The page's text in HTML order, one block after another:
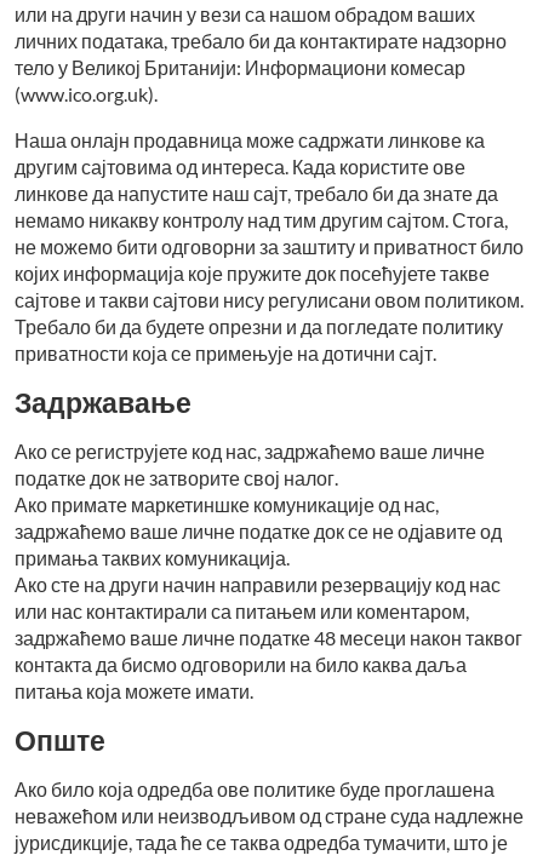
или на други начин у вези са нашом обрадом ваших
личних података, требало би да контактирате надзорно
тело у Великој Британији: Информациони комесар
(www.ico.org.uk).
Наша онлајн продавница може садржати линкове ка
другим сајтовима од интереса. Када користите ове
линкове да напустите наш сајт, требало би да знате да
немамо никакву контролу над тим другим сајтом. Стога,
не можемо бити одговорни за заштиту и приватност било
којих информација које пружите док посећујете такве
сајтове и такви сајтови нису регулисани овом политиком.
Требало би да будете опрезни и да погледате политику
приватности која се примењује на дотични сајт.
Задржавање
Ако се региструјете код нас, задржаћемо ваше личне
податке док не затворите свој налог.
Ако примате маркетиншке комуникације од нас,
задржаћемо ваше личне податке док се не одјавите од
примања таквих комуникација.
Ако сте на други начин направили резервацију код нас
или нас контактирали са питањем или коментаром,
задржаћемо ваше личне податке 48 месеци након таквог
контакта да бисмо одговорили на било каква даља
питања која можете имати.
Опште
Ако било која одредба ове политике буде проглашена
неважећом или неизводљивом од стране суда надлежне
јурисдикције, тада ће се таква одредба тумачити, што је